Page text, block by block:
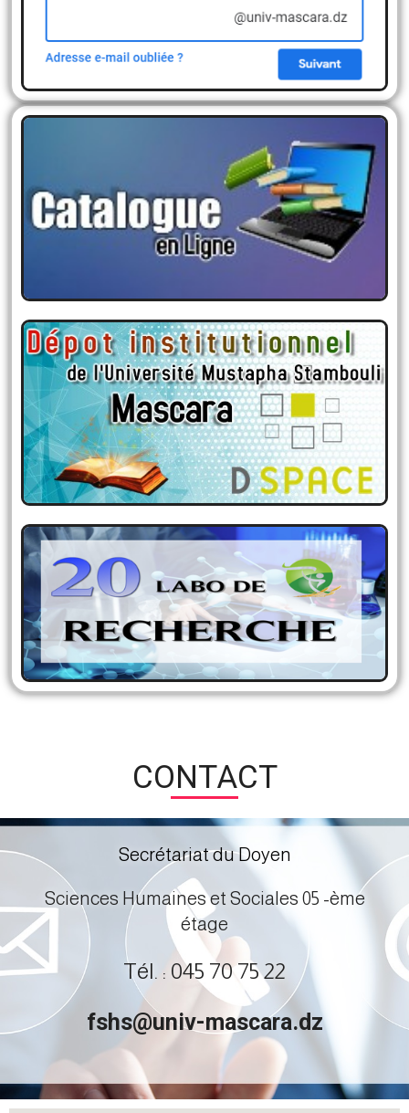
Email institutionnelle
Catalogue Des Bibliothèque
Vous pouvez lancer une recherche portant sur un
ou plusieurs mots (titre, auteur, éditeur, …)
DSPACE
Dépôt institutionnel de l’Université Mustapha
Stambouli Mascara
LABORATOIRES DE
RECHERCHE
CONTACT
Secrétariat du Doyen
Sciences Humaines et Sociales 05 -ème
étage
Tél. : 045 70 75 22
fshs@univ-mascara.dz